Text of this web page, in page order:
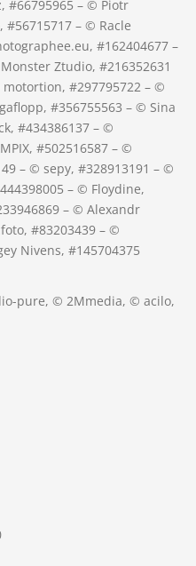
#66795965 – © Piotr
– © Racle
#162404677 –
Ztudio, #216352631
motortion, #297795722 – ©
#356755563 – © Sina
#434386137 – ©
#502516587 – ©
– © sepy, #328913191 – ©
– © Floydine,
– © Alexandr
#83203439 – ©
Nivens, #145704375
pure, © 2Mmedia, © acilo,